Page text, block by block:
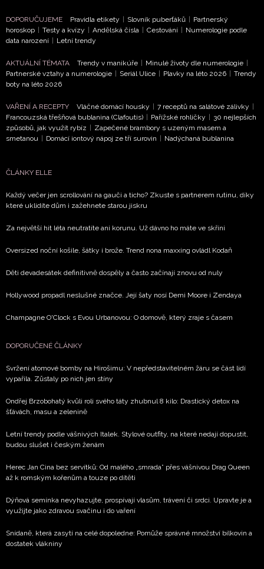
ODESLAT
Přihlášením k newsletteru souhlasíte sObchodními
podmínkami společnosti BurdaMedia Extra s.r.o.a
potvrzujete, že jste se seznámili se
ochrany soukromí- BurdaMedia Extra s.r.o. bude s
Vašimi údaji pracovat zejména k organizaci a
vyhodnocení akce a zasílání novinek.
informace od našich partnerů? Pokud souhlasíte se
soukromí BurdaMedia Extra s.r.o., zaškrtněte toto pole.
DOPORUČUJEME Pravidla etikety | Slovník puberťáků | Partnerský
horoskop | Testy a kvízy | Andělská čísla | Cestování | Numerologie podle
data narození | Letní trendy
AKTUÁLNÍ TÉMATA Trendy v manikúře | Minulé životy dle numerologie |
Partnerské vztahy a numerologie | Seriál Ulice | Plavky na léto 2026 | Trendy
boty na léto 2026
VAŘENÍ A RECEPTY Vláčné domácí housky | 7 receptů na salátové zálivky |
Francouzská třešňová bublanina (Clafoutis) | Pařížské rohlíčky | 30 nejlepších
způsobů, jak využít rybíz | Zapečené brambory s uzeným masem a
smetanou | Domácí iontový nápoj ze tří surovin | Nadýchaná bublanina
ČLÁNKY ELLE
Každý večer jen scrollování na gauči a ticho? Zkuste s partnerem rutinu, díky
které uklidíte dům i zažehnete starou jiskru
Za největší hit léta neutratíte ani korunu. Už dávno ho máte ve skříni
Oversized noční košile, šátky i brože. Trend nona maxxing ovládl Kodaň
Děti devadesátek definitivně dospěly a často začínají znovu od nuly
Hollywood propadl neslušné značce. Její šaty nosí Demi Moore i Zendaya
Champagne O'Clock s Evou Urbanovou: O domově, který zraje s časem
DOPORUČENÉ ČLÁNKY
Svržení atomové bomby na Hirošimu: V nepředstavitelném žáru se část lidí
vypařila. Zůstaly po nich jen stíny
Ondřej Brzobohatý kvůli roli svého táty zhubnul 8 kilo: Drastický detox na
šťávách, masu a zelenině
Letní trendy podle vášnivých Italek. Stylové outfity, na které nedají dopustit,
budou slušet i českým ženám
Herec Jan Cina bez servítků: Od malého „smrada” přes vášnivou Drag Queen
až k romským kořenům a touze po dítěti
Dýňová semínka nevyhazujte, prospívají vlasům, trávení či srdci. Upravte je a
využijte jako zdravou svačinu i do vaření
Snídaně, která zasytí na celé dopoledne: Pomůže správné množství bílkovin a
dostatek vlákniny